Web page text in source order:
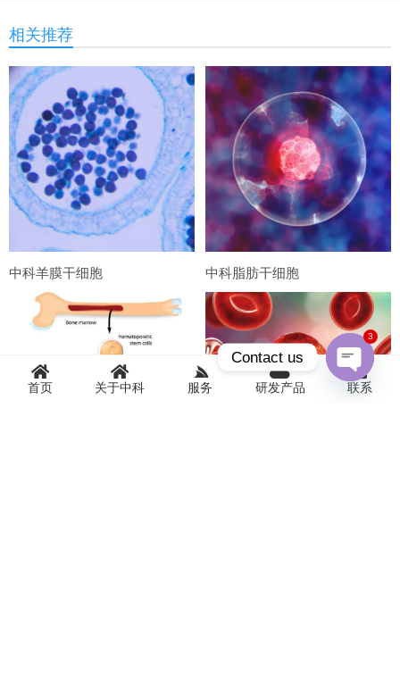
相关推荐
中科羊膜干细胞 中科脂肪干细胞
首页 关于中科 服务 研发产品 联系
Contact us
Open
3